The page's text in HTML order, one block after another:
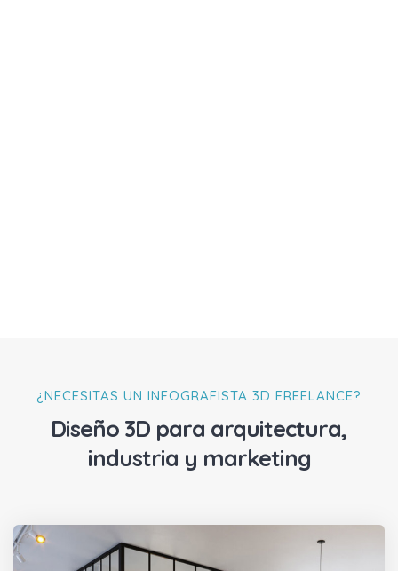
¿NECESITAS UN INFOGRAFISTA 3D FREELANCE?
Diseño 3D para arquitectura,
industria y marketing